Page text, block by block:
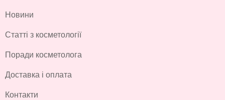
Новини
Статті з косметології
Поради косметолога
Доставка і оплата
Контакти